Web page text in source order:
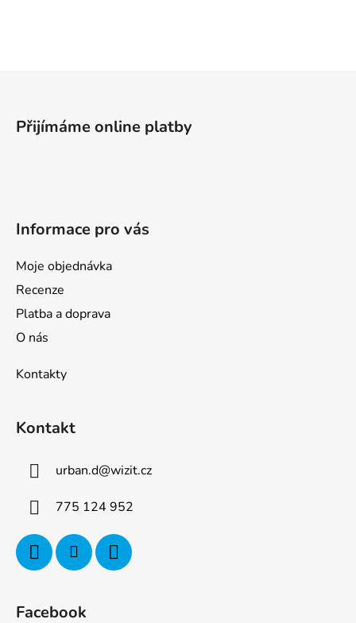
Přijímáme online platby
Informace pro vás
Moje objednávka
Recenze
Platba a doprava
O nás
Kontakty
Kontakt
urban.d@wizit.cz
775 124 952
Facebook